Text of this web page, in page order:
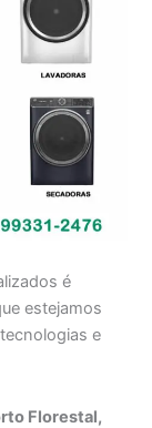
é
estejamos
e
Florestal,